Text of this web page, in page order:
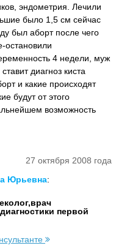
эндометрия. Лечили
было 1,5 см сейчас
был аборт после чего
остановили
4 недели, муж
диагноз киста
и какие происходят
будут от этого
возможность
27 октября 2008 года
Юрьевна:
первой